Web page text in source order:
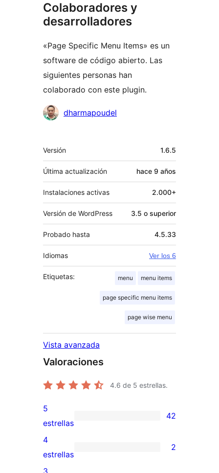
Colaboradores y
desarrolladores
«Page Specific Menu Items» es un
software de código abierto. Las
siguientes personas han
colaborado con este plugin.
Colaboradores
dharmapoudel
Meta
Versión 1.6.5
Última actualización hace 9 años
Instalaciones activas 2.000+
Versión de WordPress 3.5 o superior
Probado hasta 4.5.33
Idiomas Ver los 6
Etiquetas: menu menu items
page specific menu items
page wise menu
Vista avanzada
Valoraciones
4.6 de 5 estrellas.
42
valoraciones
de
5
5
estrellas
42
2
valoraciones
4
estrellas
2